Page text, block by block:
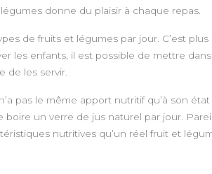
donne du plaisir à chaque repas.
de fruits et légumes par jour. C’est
les enfants, il est possible de mettre
de les servir.
pas le même apport nutritif qu’à son
boire un verre de jus naturel par jour.
nutritives qu’un réel fruit et